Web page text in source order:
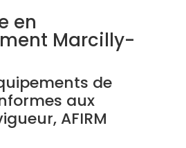
en
Marcilly-
de
aux
AFIRM